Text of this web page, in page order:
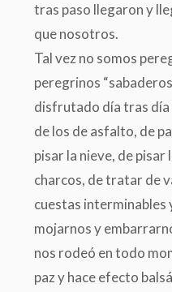
tras paso llegaron y
que nosotros.
Tal vez no somos
peregrinos
disfrutado día tras día
de los de asfalto, de
pisar la nieve, de
charcos, de tratar de
cuestas interminables
mojarnos y
nos rodeó en todo
paz y hace efecto